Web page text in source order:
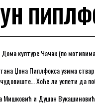
културе Чачак (по
Џона Пиплфокса узима
Хоће ли успети да
Мишковић и Душан Вукашиновић.